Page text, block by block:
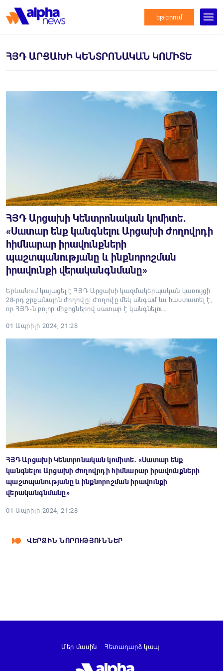
եթերում
ՀՅԴ ԱՐՑԱԽԻ ԿԵՆՏՐՈՆԱԿԱՆ ԿՈՄԻՏԵ
ՀՅԴ Արցախի Կենտրոնական կոմիտե․
«Սատար ենք կանգնելու Արցախի ժողովրդի
հիմնարար իրավունքների
պաշտպանությանը և ինքնորոշման
իրավունքի վերականգնմանը»
Երևանում կայացել է ՀՅԴ Արցախի կազմակերպական կառույցի
28-րդ շրջանային ժողովը։ Ժողովը մեկ անգամ ևս հաստատել է,
որ ՀՅԴ-ն բոլոր միջոցներով սատար է կանգնելու…
01 Ապրիլի 2024, 21:28
ՀՅԴ Արցախի Կենտրոնական կոմիտե․ «Սատար ենք
կանգնելու Արցախի ժողովրդի հիմնարար իրավունքների
պաշտպանությանը և ինքնորոշման իրավունքի
վերականգնմանը»
01 Ապրիլի 2024, 21:28
ՎԵՐՋԻՆ ՆՈՐՈՒԹՅՈՒՆՆԵՐ
Մեր մասին Հետադարձ կապ